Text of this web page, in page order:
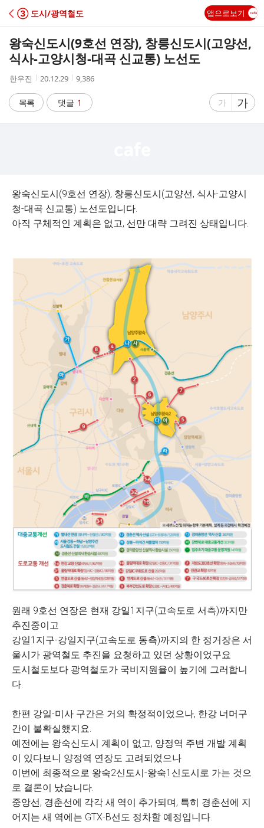
C
A
③ 도시/광역철도 앱으로보기
왕숙신도시(9호선 연장), 창릉신도시(고양선,
식사-고양시청-대곡 신교통) 노선도
작
자
한우진
작
시
간
20.12.29
조
수
9,386
목록 댓글 1
글
게
가
글
자
게
가
왕숙신도시(9호선 연장), 창릉신도시(고양선, 식사-고양시
청-대곡 신교통) 노선도입니다.
아직 구체적인 계획은 없고, 선만 대략 그려진 상태입니다.
원래 9호선 연장은 현재 강일1지구(고속도로 서측)까지만
추진중이고
강일1지구-강일지구(고속도로 동측)까지의 한 정거장은 서
울시가 광역철도 추진을 요청하고 있던 상황이었구요
도시철도보다 광역철도가 국비지원율이 높기에 그러합니
다.
한편 강일-미사 구간은 거의 확정적이었으나, 한강 너머구
간이 불확실했지요.
예전에는 왕숙신도시 계획이 없고, 양정역 주변 개발 계획
이 있다보니 양정역 연장도 고려되었으나
이번에 최종적으로 왕숙2신도시-왕숙1신도시로 가는 것으
로 결론이 났습니다.
중앙선, 경춘선에 각각 새 역이 추가되며, 특히 경춘선에 지
어지는 새 역에는 GTX-B선도 정차할 예정입니다.